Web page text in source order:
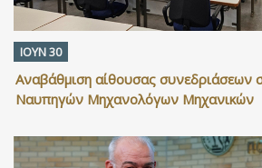
ΙΟΥΝ 30
Αναβάθμιση αίθουσας συνεδριάσεων
Ναυπηγών Μηχανολόγων Μηχανικών